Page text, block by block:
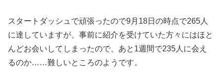
スタートダッシュで頑張ったので9月18日の時点で265人
に達していますが、事前に紹介を受けていた方々にはほと
んどお会いしてしまったので、あと1週間で235人に会え
るのか……難しいところのようです。